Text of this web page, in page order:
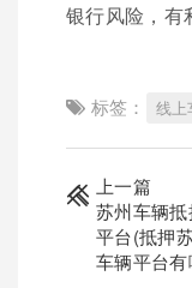
银行风险，有
标签： 线上
上一篇
苏州车辆抵
平台(抵押
车辆平台